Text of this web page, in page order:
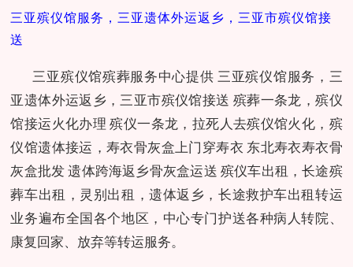
三亚殡仪馆服务，三亚遗体外运返乡，三亚市殡仪馆接
送
三亚殡仪馆殡葬服务中心提供 三亚殡仪馆服务，三
亚遗体外运返乡，三亚市殡仪馆接送 殡葬一条龙，殡仪
馆接运火化办理 殡仪一条龙，拉死人去殡仪馆火化，殡
仪馆遗体接运，寿衣骨灰盒上门穿寿衣 东北寿衣寿衣骨
灰盒批发 遗体跨海返乡骨灰盒运送 殡仪车出租，长途殡
葬车出租，灵别出租，遗体返乡，长途救护车出租转运
业务遍布全国各个地区，中心专门护送各种病人转院、
康复回家、放弃等转运服务。